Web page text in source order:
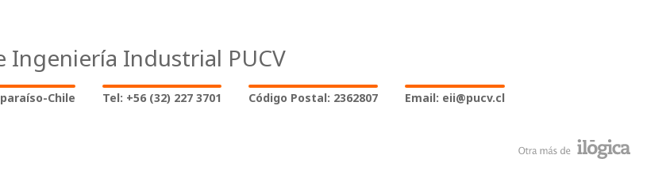
Ingeniería Industrial PUCV
Chile Tel: +56 (32) 227 3701 Código Postal: 2362807 Email: eii@pucv.cl